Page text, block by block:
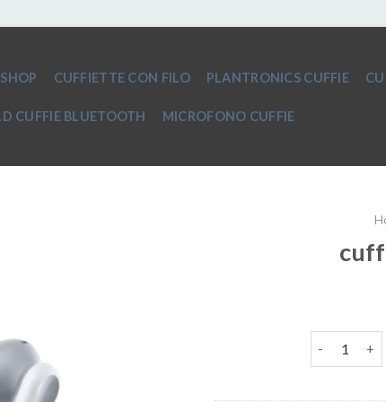
SHOP CUFFIETTE CON FILO PLANTRONICS CUFFIE
CUFFIE BLUETOOTH MICROFONO CUFFIE